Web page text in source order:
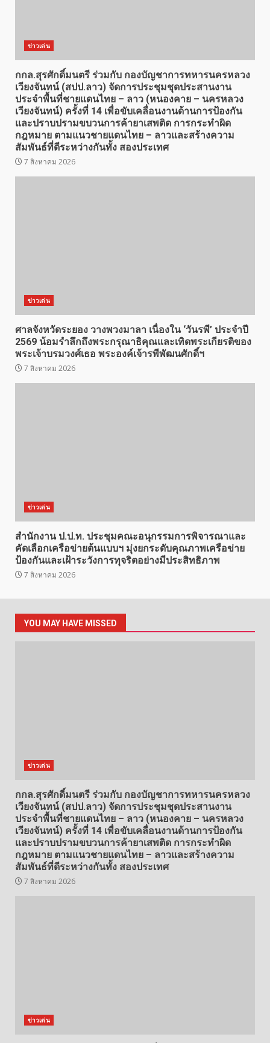
ข่าวเด่น
กกล.สุรศักดิ์มนตรี ร่วมกับ กองบัญชาการทหารนครหลวง
เวียงจันทน์ (สปป.ลาว) จัดการประชุมชุดประสานงาน
ประจำพื้นที่ชายแดนไทย – ลาว (หนองคาย – นครหลวง
เวียงจันทน์) ครั้งที่ 14 เพื่อขับเคลื่อนงานด้านการป้องกัน
และปราบปรามขบวนการค้ายาเสพติด การกระทำผิด
กฎหมาย ตามแนวชายแดนไทย – ลาวและสร้างความ
สัมพันธ์ที่ดีระหว่างกันทั้ง สองประเทศ
7 สิงหาคม 2026
ข่าวเด่น
ศาลจังหวัดระยอง วางพวงมาลา เนื่องใน ‘วันรพี’ ประจำปี
2569 น้อมรำลึกถึงพระกรุณาธิคุณและเทิดพระเกียรติของ
พระเจ้าบรมวงศ์เธอ พระองค์เจ้ารพีพัฒนศักดิ์ฯ
7 สิงหาคม 2026
ข่าวเด่น
สำนักงาน ป.ป.ท. ประชุมคณะอนุกรรมการพิจารณาและ
คัดเลือกเครือข่ายต้นแบบฯ มุ่งยกระดับคุณภาพเครือข่าย
ป้องกันและเฝ้าระวังการทุจริตอย่างมีประสิทธิภาพ
7 สิงหาคม 2026
YOU MAY HAVE MISSED
ข่าวเด่น
กกล.สุรศักดิ์มนตรี ร่วมกับ กองบัญชาการทหารนครหลวง
เวียงจันทน์ (สปป.ลาว) จัดการประชุมชุดประสานงาน
ประจำพื้นที่ชายแดนไทย – ลาว (หนองคาย – นครหลวง
เวียงจันทน์) ครั้งที่ 14 เพื่อขับเคลื่อนงานด้านการป้องกัน
และปราบปรามขบวนการค้ายาเสพติด การกระทำผิด
กฎหมาย ตามแนวชายแดนไทย – ลาวและสร้างความ
สัมพันธ์ที่ดีระหว่างกันทั้ง สองประเทศ
7 สิงหาคม 2026
ข่าวเด่น